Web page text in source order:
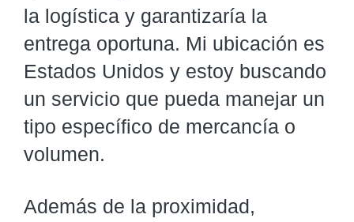
la logística y garantizaría la
entrega oportuna. Mi ubicación es
Estados Unidos y estoy buscando
un servicio que pueda manejar un
tipo específico de mercancía o
volumen.
Además de la proximidad,